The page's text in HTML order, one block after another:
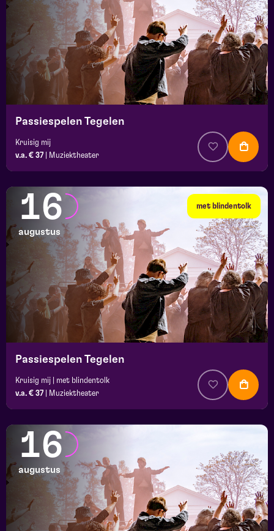
Passiespelen Tegelen
Kruisig mij
v.a. € 37
Muziektheater
met blindentolk
16
augustus
Passiespelen Tegelen
Kruisig mij | met blindentolk
v.a. € 37
Muziektheater
16
augustus